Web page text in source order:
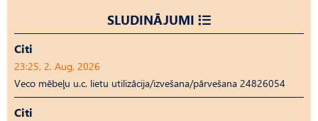
SLUDINĀJUMI
Citi
23:25, 2. Aug, 2026
Veco mēbeļu u.c. lietu utilizācija/izvešana/pārvešana 24826054
Citi